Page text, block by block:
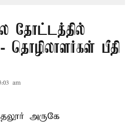
தோட்டத்தில்
தொழிலாளர்கள் பீதி
am
அருகே